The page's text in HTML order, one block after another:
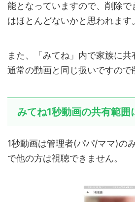
能となっていますので、削除で
はほとんどないかと思われます。
また、「みてね」内で家族に共
通常の動画と同じ扱いですので
みてね1秒動画の共有範囲
1秒動画は管理者(パパ/ママ)の
で他の方は視聴できません。